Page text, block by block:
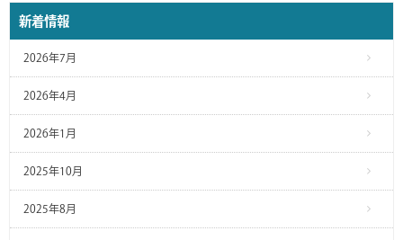
新着情報
2026年7月
2026年4月
2026年1月
2025年10月
2025年8月